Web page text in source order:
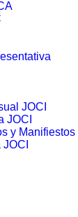
JOCI
JOCI
y Manifiestos